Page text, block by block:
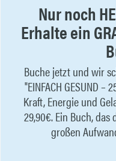
Nur noch
Erhalte ein
Buche jetzt und wir
"EINFACH GESUND
Kraft, Energie und
29,90€. Ein Buch,
großen